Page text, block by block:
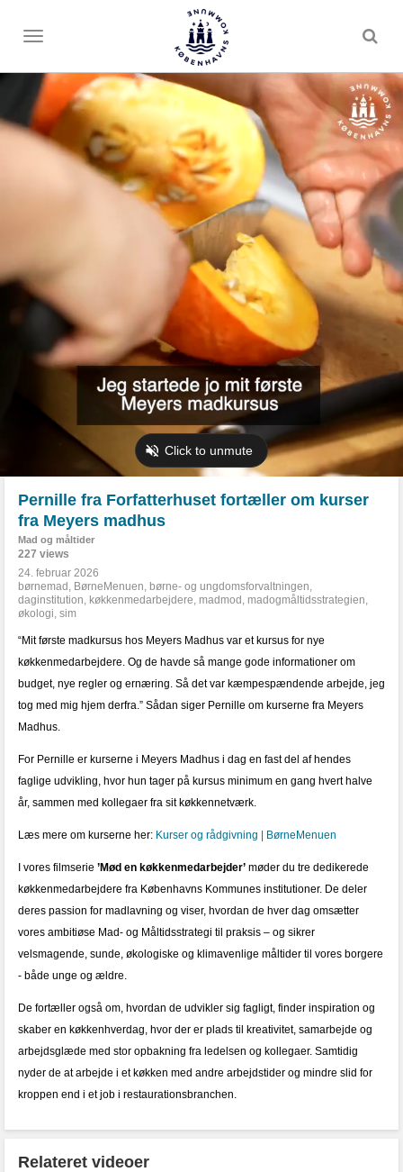
Toggle
Pernille fra Forfatterhuset fortæller om kurser
fra Meyers madhus
Mad og måltider
227 views
24. februar 2026
børnemad , BørneMenuen, børne- og ungdomsforvaltningen,
daginstitution, køkkenmedarbejdere, madmod , madogmåltidsstrategien,
økologi, sim
“Mit første madkursus hos Meyers Madhus var et kursus for nye
køkkenmedarbejdere. Og de havde så mange gode informationer om
budget, nye regler og ernæring. Så det var kæmpespændende arbejde, jeg
tog med mig hjem derfra.” Sådan siger Pernille om kurserne fra Meyers
Madhus.
For Pernille er kurserne i Meyers Madhus i dag en fast del af hendes
faglige udvikling, hvor hun tager på kursus minimum en gang hvert halve
år, sammen med kollegaer fra sit køkkennetværk.
Læs mere om kurserne her: Kurser og rådgivning | BørneMenuen
I vores filmserie ’Mød en køkkenmedarbejder’ møder du tre dedikerede
køkkenmedarbejdere fra Københavns Kommunes institutioner. De deler
deres passion for madlavning og viser, hvordan de hver dag omsætter
vores ambitiøse Mad- og Måltidsstrategi til praksis – og sikrer
velsmagende, sunde, økologiske og klimavenlige måltider til vores borgere
- både unge og ældre.
De fortæller også om, hvordan de udvikler sig fagligt, finder inspiration og
skaber en køkkenhverdag, hvor der er plads til kreativitet, samarbejde og
arbejdsglæde med stor opbakning fra ledelsen og kollegaer. Samtidig
nyder de at arbejde i et køkken med andre arbejdstider og mindre slid for
kroppen end i et job i restaurationsbranchen.
Relateret videoer